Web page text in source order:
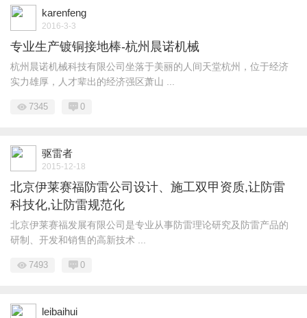
karenfeng
2016-3-3
专业生产镀铜接地棒-杭州晨诺机械
杭州晨诺机械科技有限公司坐落于美丽的人间天堂杭州，位于经济
实力雄厚，人才辈出的经济强区萧山 ...
7345 0
驱雷者
2015-12-18
北京伊莱赛福防雷公司设计、施工双甲资质,让防雷
科技化,让防雷规范化
北京伊莱赛福发展有限公司是专业从事防雷理论研究及防雷产品的
研制、开发和销售的高新技术 ...
7493 0
leibaihui